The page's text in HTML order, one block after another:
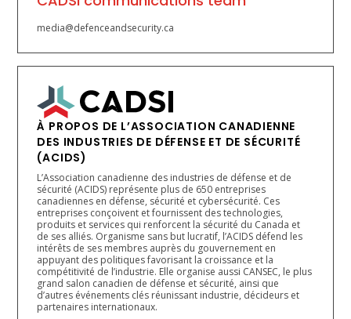
media@defenceandsecurity.ca
À PROPOS DE L’ASSOCIATION CANADIENNE
DES INDUSTRIES DE DÉFENSE ET DE SÉCURITÉ
(ACIDS)
L’Association canadienne des industries de défense et de
sécurité (ACIDS) représente plus de 650 entreprises
canadiennes en défense, sécurité et cybersécurité. Ces
entreprises conçoivent et fournissent des technologies,
produits et services qui renforcent la sécurité du Canada et
de ses alliés. Organisme sans but lucratif, l’ACIDS défend les
intérêts de ses membres auprès du gouvernement en
appuyant des politiques favorisant la croissance et la
compétitivité de l’industrie. Elle organise aussi CANSEC, le plus
grand salon canadien de défense et sécurité, ainsi que
d’autres événements clés réunissant industrie, décideurs et
partenaires internationaux.